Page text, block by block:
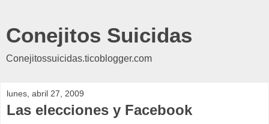
Conejitos Suicidas
Conejitossuicidas.ticoblogger.com
lunes, abril 27, 2009
Las elecciones y Facebook